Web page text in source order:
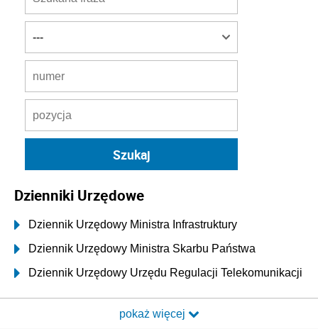
Dzienniki Urzędowe
Dziennik Urzędowy Ministra Infrastruktury
Dziennik Urzędowy Ministra Skarbu Państwa
Dziennik Urzędowy Urzędu Regulacji Telekomunikacji
Dziennik Urzędowy Ministra Transportu i Budownictwa
pokaż więcej